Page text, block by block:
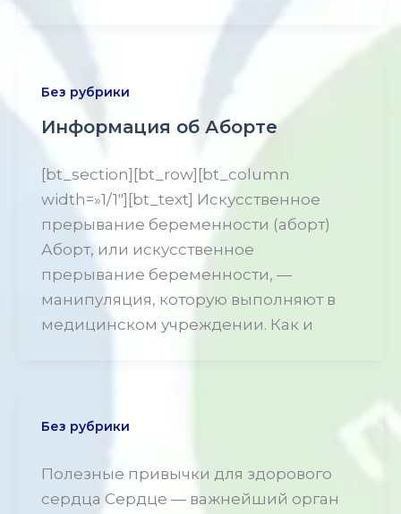
Без рубрики
Информация об Аборте
[bt_section][bt_row][bt_column
width=»1/1″][bt_text] Искусственное
прерывание беременности (аборт)
Аборт, или искусственное
прерывание беременности, —
манипуляция, которую выполняют в
медицинском учреждении. Как и
Без рубрики
Полезные привычки для здорового
сердца Сердце — важнейший орган